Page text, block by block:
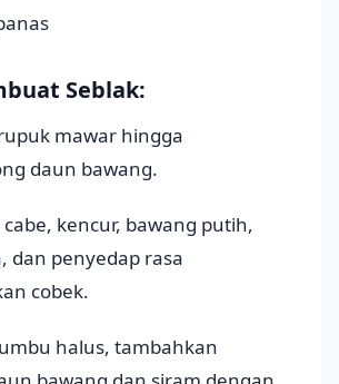
Seblak:
mawar hingga
daun bawang.
kencur, bawang putih,
dan penyedap rasa
cobek.
halus, tambahkan